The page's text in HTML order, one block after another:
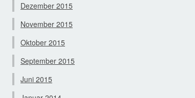
Dezember 2015
November 2015
Oktober 2015
September 2015
Juni 2015